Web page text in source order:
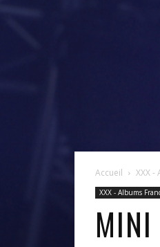
Accueil XXX -
XXX - Albums
MINI